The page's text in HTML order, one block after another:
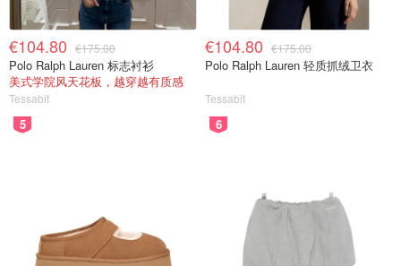
€104.80 €175.00
Polo Ralph Lauren 标志衬衫
美式学院风天花板，越穿越有质感
Tessabit
€104.80 €175.00
Polo Ralph Lauren 轻质抓绒卫衣
Tessabit
5 6